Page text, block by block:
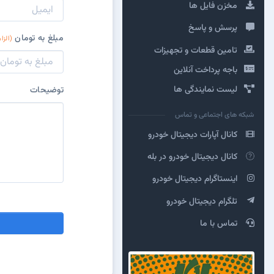
مخزن فایل ها
پرسش و پاسخ
تامین قطعات و تجهیزات
باجه پرداخت آنلاین
لیست نمایندگی ها
شبکه های اجتماعی و تماس
کانال آپارات دیجیتال خودرو
کانال دیجیتال خودرو در بله
اینستاگرام دیجیتال خودرو
تلگرام دیجیتال خودرو
تماس با ما
مبلغ به تومان
توضیحات